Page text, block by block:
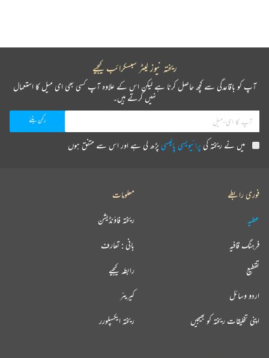
ریختہ نیوز لیٹر سبسکرائب کیجیے
آپ کو باقاعدگی سے کچھ حاصل کرنا ہے لیکن اس کے علاوہ آپ کسی بھی ای میل کا استعمال
نہیں کرتے ہیں۔
میں نے ریختہ کیپرائیویسی پالیسیپڑھ لی ہے اور اس سے متفق ہوں
فوری رابطے
عطیہ
فرہنگ قافیہ
تقطیع
اردو وسائل
اپنی تخلیقات ریختہ کو بھیجیں
معلومات
ریختہ فاؤنڈیشن
بانی : تعارف
رابطہ کیجیے
کیریئر
ریختہ ایکسپلورر